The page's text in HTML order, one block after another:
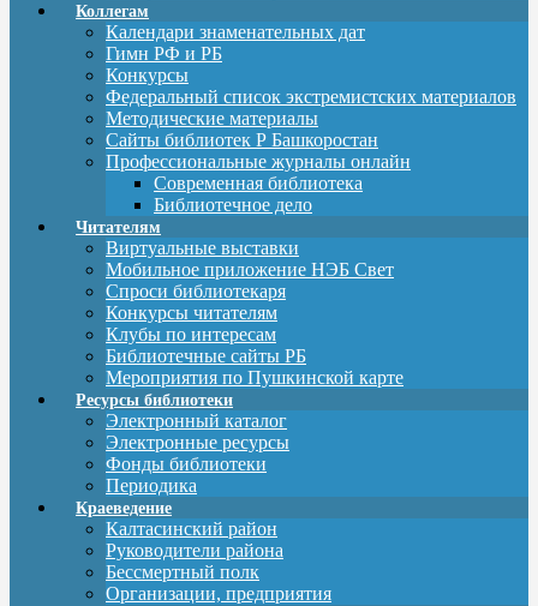
Коллегам
Календари знаменательных дат
Гимн РФ и РБ
Конкурсы
Федеральный список экстремистских материалов
Методические материалы
Сайты библиотек Р Башкоростан
Профессиональные журналы онлайн
Современная библиотека
Библиотечное дело
Читателям
Виртуальные выставки
Мобильное приложение НЭБ Свет
Спроси библиотекаря
Конкурсы читателям
Клубы по интересам
Библиотечные сайты РБ
Мероприятия по Пушкинской карте
Ресурсы библиотеки
Электронный каталог
Электронные ресурсы
Фонды библиотеки
Периодика
Краеведение
Калтасинский район
Руководители района
Бессмертный полк
Организации, предприятия